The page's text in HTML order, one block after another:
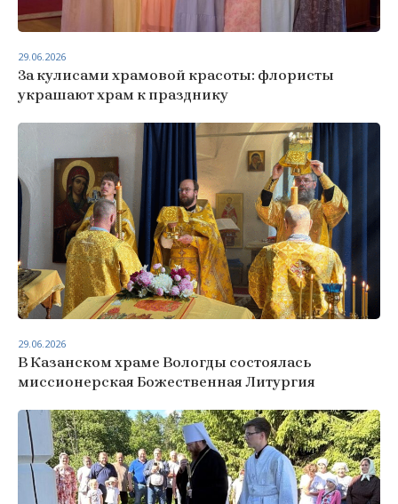
За кулисами храмовой красоты: флористы
украшают храм к празднику
29.06.2026
В Казанском храме Вологды состоялась
миссионерская Божественная Литургия
29.06.2026